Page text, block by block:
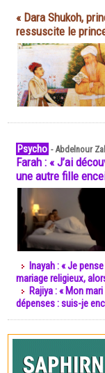
« Dara Shukoh,
ressuscite le
Psycho -Abdelnour
Farah : « J’ai
une autre fille
Inayah : « Je
mariage religieux,
Rajiya : « Mon
dépenses : suis-je